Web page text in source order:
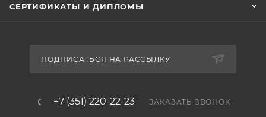
надевания-снятия установлена гладкая
Перчатки доступны в женских размерах XS, S, М.
СЕРТИФИКАТЫ И ДИПЛОМЫ
ПОДПИСАТЬСЯ НА РАССЫЛКУ
+7 (351) 220-22-23 ЗАКАЗАТЬ ЗВОНОК